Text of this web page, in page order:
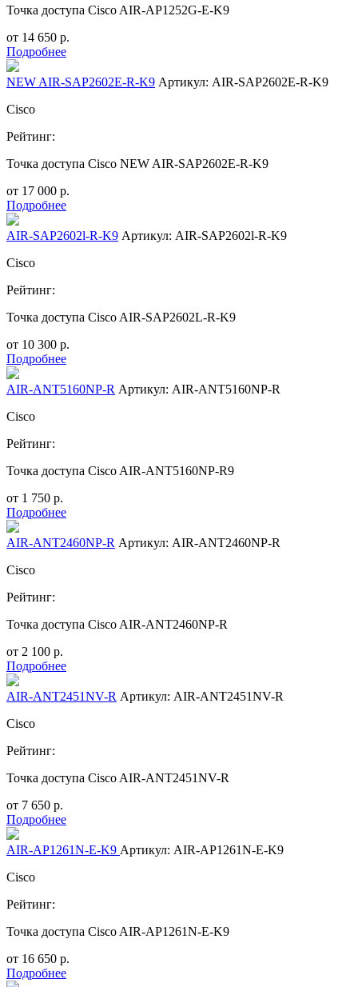
Точка доступа Cisco AIR-AP1252G-E-K9
от 14 650 р.
Подробнее
NEW AIR-SAP2602E-R-K9 Артикул: AIR-SAP2602E-R-K9
Cisco
Рейтинг:
Точка доступа Cisco NEW AIR-SAP2602E-R-K9
от 17 000 р.
Подробнее
AIR-SAP2602l-R-K9 Артикул: AIR-SAP2602l-R-K9
Cisco
Рейтинг:
Точка доступа Cisco AIR-SAP2602L-R-K9
от 10 300 р.
Подробнее
AIR-ANT5160NP-R Артикул: AIR-ANT5160NP-R
Cisco
Рейтинг:
Точка доступа Cisco AIR-ANT5160NP-R9
от 1 750 р.
Подробнее
AIR-ANT2460NP-R Артикул: AIR-ANT2460NP-R
Cisco
Рейтинг:
Точка доступа Cisco AIR-ANT2460NP-R
от 2 100 р.
Подробнее
AIR-ANT2451NV-R Артикул: AIR-ANT2451NV-R
Cisco
Рейтинг:
Точка доступа Cisco AIR-ANT2451NV-R
от 7 650 р.
Подробнее
AIR-AP1261N-E-K9 Артикул: AIR-AP1261N-E-K9
Cisco
Рейтинг:
Точка доступа Cisco AIR-AP1261N-E-K9
от 16 650 р.
Подробнее